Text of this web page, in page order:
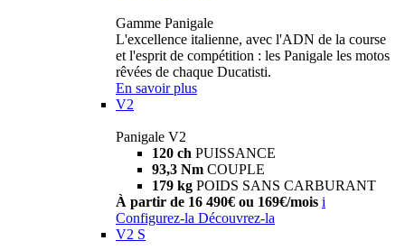
Gamme Panigale
L'excellence italienne, avec l'ADN de la course
et l'esprit de compétition : les Panigale les motos
rêvées de chaque Ducatisti.
En savoir plus
V2
Panigale V2
120 ch PUISSANCE
93,3 Nm COUPLE
179 kg POIDS SANS CARBURANT
À partir de 16 490€ ou 169€/mois i
Configurez-la Découvrez-la
V2 S